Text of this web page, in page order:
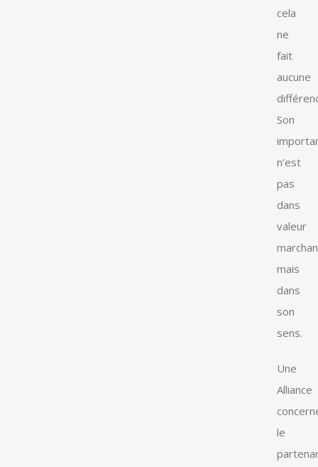
cela
ne
fait
aucune
Son
n’est
pas
dans
valeur
mais
dans
son
sens.
Une
Alliance
le